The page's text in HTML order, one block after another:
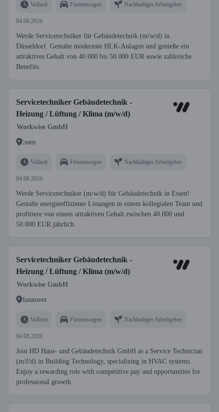
Vollzeit Firmenwagen Nachhaltiger Arbeitgeber
04.08.2026
Werde Servicetechniker für Gebäudetechnik (m/w/d) in
Düsseldorf. Gestalte modernste HLK-Anlagen und genieße ein
attraktives Gehalt von 40.000 bis 50.000 EUR sowie zahlreiche
Benefits.
Servicetechniker Gebäudetechnik -
Heizung / Lüftung / Klima (m/w/d)
Workwise GmbH
Essen
Vollzeit Firmenwagen Nachhaltiger Arbeitgeber
04.08.2026
Werde Servicetechniker (m/w/d) für Gebäudetechnik in Essen!
Gestalte energieeffiziente Lösungen in einem kollegialen Team und
profitiere von einem attraktiven Gehalt zwischen 40.000 und
50.000 EUR jährlich.
Servicetechniker Gebäudetechnik -
Heizung / Lüftung / Klima (m/w/d)
Workwise GmbH
Hannover
Vollzeit Firmenwagen Nachhaltiger Arbeitgeber
04.08.2026
Join HD Haus- und Gebäudetechnik GmbH as a Service Technician
(m/f/d) in Building Technology, specializing in HVAC systems.
Enjoy a rewarding role with competitive pay and opportunities for
professional growth.